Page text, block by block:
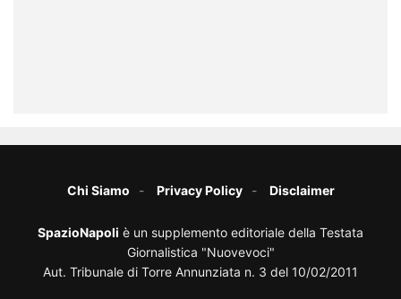
Chi Siamo Privacy Policy Disclaimer
SpazioNapoli è un supplemento editoriale della Testata
Giornalistica "Nuovevoci"
Aut. Tribunale di Torre Annunziata n. 3 del 10/02/2011